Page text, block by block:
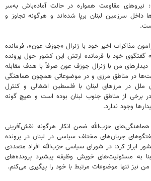
نیروهای مقاومت همواره در حالت آماده‌باش به‌سر
داخل سرزمین لبنان برپا شده‌اند و هرگونه تجاوز و
مذاکرات اخیر خود با ژنرال «جوزف عون»، فرمانده
گفتگوی خود با فرمانده ارتش این کشور حول پرونده
دیدارهای من با ژنرال جوزف عون صرفاً با هدف مقابله
در مناطق مرزی و در موضوعاتی همچون هماهنگی
ملل در مرزهای لبنان با فلسطین اشغالی و کنترل
برخی از مناطق جنوب لبنان بوده است و هیچ گونه
وجود ندارد.
حزب‌الله ضمن انکار هرگونه نقش‌آفرینی
جریان‌های مختلف سیاسی در لبنان در پرونده
ابراز کرد: در شورای سیاسی حزب‌الله افراد متعددی
به مسئولیت‌های خویش وظیفه پیشبرد پرونده‌های
نیز تنها موضوعات مرتبط با خود را پیگیری می‌کنم.